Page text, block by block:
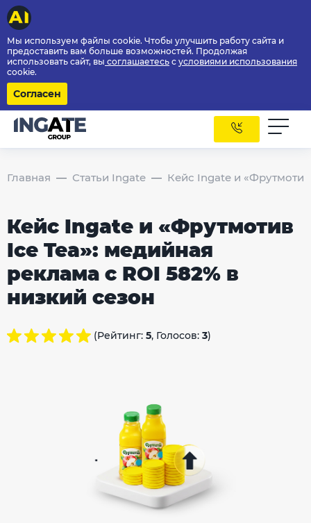
Мы используем файлы cookie. Чтобы улучшить работу сайта и
предоставить вам больше возможностей. Продолжая
использовать сайт, вы соглашаетесь с условиями использования
cookie.
Согласен
Главная Статьи Ingate Кейс Ingate и
Кейс Ingate и «Фрутмотив
Ice Tea»: медийная
реклама с ROI 582% в
низкий сезон
(Рейтинг: 5, Голосов: 3)